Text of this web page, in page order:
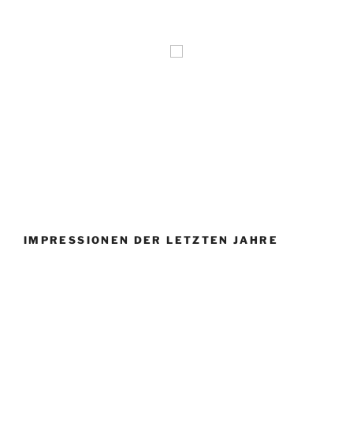
IMPRESSIONEN DER LETZTEN JAHRE